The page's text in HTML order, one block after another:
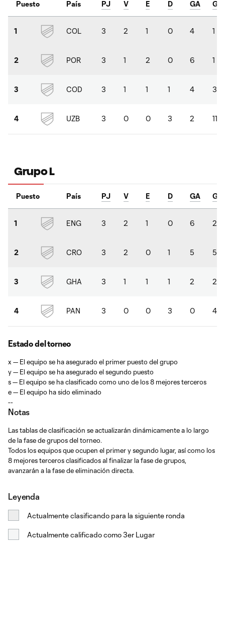
Puesto País PJ V E D GA GC
1 COL 3 2 1 0 4 1
2 POR 3 1 2 0 6 1
3 COD 3 1 1 1 4 3
4 UZB 3 0 0 3 2 11
Grupo L
Puesto País PJ V E D GA GC
1 ENG 3 2 1 0 6 2
2 CRO 3 2 0 1 5 5
3 GHA 3 1 1 1 2 2
4 PAN 3 0 0 3 0 4
Estado del torneo
x — El equipo se ha asegurado el primer puesto del grupo
y — El equipo se ha asegurado el segundo puesto
s — El equipo se ha clasificado como uno de los 8 mejores terceros
e — El equipo ha sido eliminado
--
Notas
Las tablas de clasificación se actualizarán dinámicamente a lo largo
de la fase de grupos del torneo.
Todos los equipos que ocupen el primer y segundo lugar, así como los
8 mejores terceros clasificados al finalizar la fase de grupos,
avanzarán a la fase de eliminación directa.
Leyenda
Actualmente clasificando para la siguiente ronda
Actualmente calificado como 3er Lugar